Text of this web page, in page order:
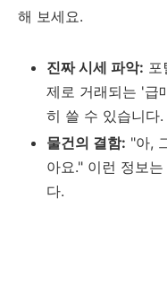
해 보세요.
진짜 시세 파악: 포
제로 거래되는 '급
히 쓸 수 있습니다.
물건의 결함: "아,
아요." 이런 정보
다.